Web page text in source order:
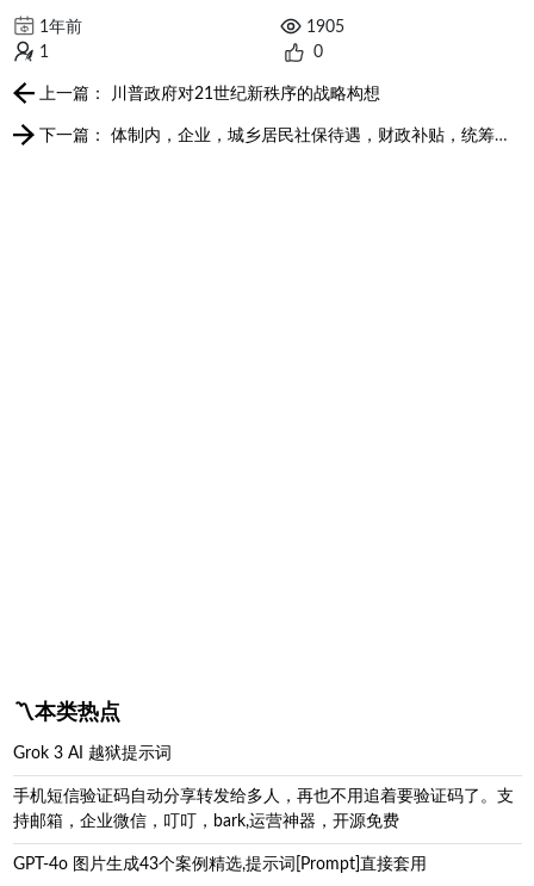
1年前
1905
1
0
上一篇： 川普政府对21世纪新秩序的战略构想
下一篇： 体制内，企业，城乡居民社保待遇，财政补贴，统筹比例对比
〽️本类热点
Grok 3 AI 越狱提示词
手机短信验证码自动分享转发给多人，再也不用追着要验证码了。支
持邮箱，企业微信，叮叮，bark,运营神器，开源免费
GPT‑4o 图片生成43个案例精选,提示词[Prompt]直接套用